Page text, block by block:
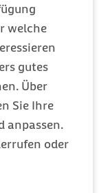
welche
gutes
Über
Sie Ihre
anpassen.
oder
uns auf dem
Sie